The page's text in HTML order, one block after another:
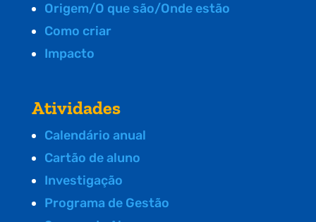
Origem/O que são/Onde estão
Como criar
Impacto
Atividades
Calendário anual
Cartão de aluno
Investigação
Programa de Gestão